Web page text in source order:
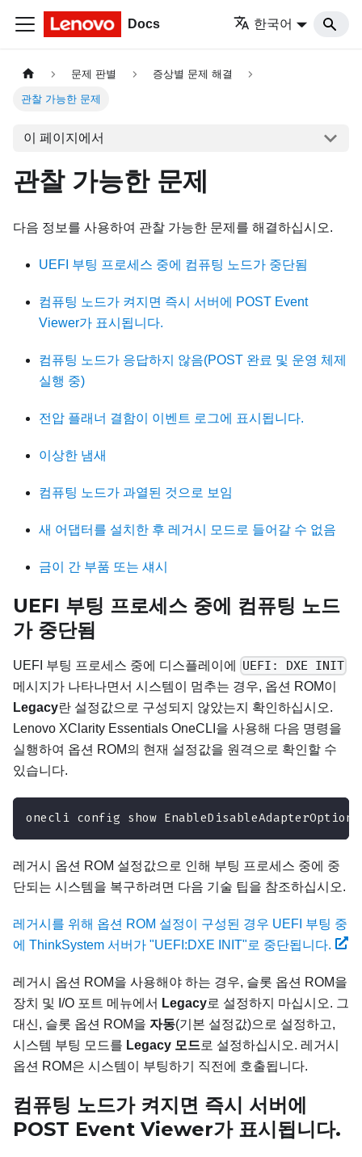
Docs 한국어
문제 판별 증상별 문제 해결
관찰 가능한 문제
이 페이지에서
관찰 가능한 문제
다음 정보를 사용하여 관찰 가능한 문제를 해결하십시오.
UEFI 부팅 프로세스 중에 컴퓨팅 노드가 중단됨
컴퓨팅 노드가 켜지면 즉시 서버에 POST Event
Viewer가 표시됩니다.
컴퓨팅 노드가 응답하지 않음(POST 완료 및 운영 체제
실행 중)
전압 플래너 결함이 이벤트 로그에 표시됩니다.
이상한 냄새
컴퓨팅 노드가 과열된 것으로 보임
새 어댑터를 설치한 후 레거시 모드로 들어갈 수 없음
금이 간 부품 또는 섀시
UEFI 부팅 프로세스 중에 컴퓨팅 노드
가 중단됨
UEFI 부팅 프로세스 중에 디스플레이에 UEFI: DXE INIT
메시지가 나타나면서 시스템이 멈추는 경우, 옵션 ROM이
Legacy란 설정값으로 구성되지 않았는지 확인하십시오.
Lenovo XClarity Essentials OneCLI 을 사용해 다음 명령을
실행하여 옵션 ROM의 현재 설정값을 원격으로 확인할 수
있습니다.
onecli config show
레거시 옵션 ROM 설정값으로 인해 부팅 프로세스 중에 중
단되는 시스템을 복구하려면 다음 기술 팁을 참조하십시오.
레거시를 위해 옵션 ROM 설정이 구성된 경우 UEFI 부팅 중
에 ThinkSystem 서버가 "UEFI:DXE INIT"로 중단됩니다.
레거시 옵션 ROM을 사용해야 하는 경우, 슬롯 옵션 ROM을
장치 및 I/O 포트 메뉴에서 Legacy로 설정하지 마십시오. 그
대신, 슬롯 옵션 ROM을 자동(기본 설정값)으로 설정하고,
시스템 부팅 모드를 Legacy 모드로 설정하십시오. 레거시
옵션 ROM은 시스템이 부팅하기 직전에 호출됩니다.
컴퓨팅 노드가 켜지면 즉시 서버에
POST Event Viewer가 표시됩니다.